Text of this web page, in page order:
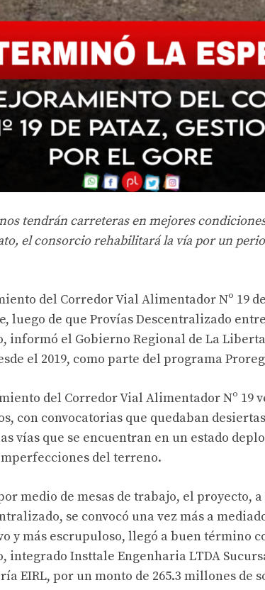
tendrán carreteras en mejores
el consorcio rehabilitará la vía por un
del Corredor Vial Alimentador Nº 19
luego de que Provías Descentralizado
informó el Gobierno Regional de La
el 2019, como parte del programa
del Corredor Vial Alimentador Nº 19
con convocatorias que quedaban
vías que se encuentran en un estado
del terreno.
medio de mesas de trabajo, el proyecto,
se convocó una vez más a
y más escrupuloso, llegó a buen término
integrado Insttale Engenharia LTDA
EIRL, por un monto de 265.3 millones de